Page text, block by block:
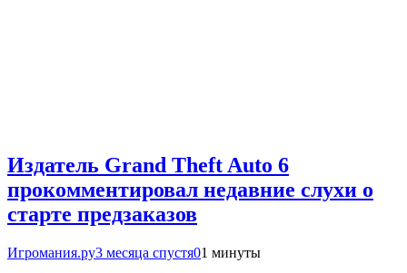
Издатель Grand Theft Auto 6
прокомментировал недавние слухи о
старте предзаказов
Игромания.ру3 месяца спустя01 минуты